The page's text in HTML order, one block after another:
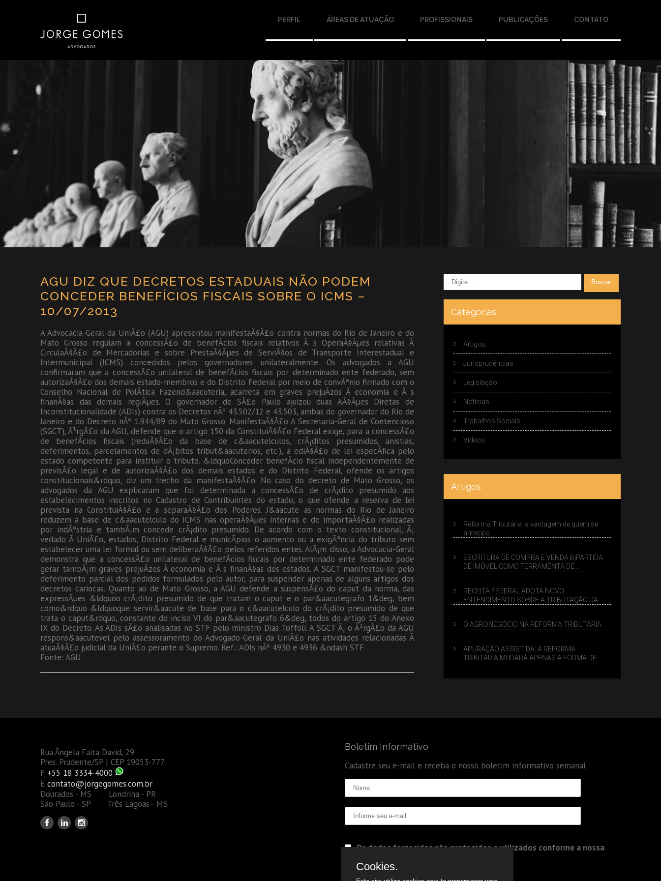
PERFIL ÁREAS DE ATUAÇÃO PROFISSIONAIS PUBLICAÇÕES CONTATO
AGU DIZ QUE DECRETOS ESTADUAIS NÃO PODEM
CONCEDER BENEFÍCIOS FISCAIS SOBRE O ICMS –
10/07/2013
A Advocacia-Geral da UniÃ£o (AGU) apresentou manifestaÃ§Ã£o contra normas do Rio de Janeiro e do
Mato Grosso regulam a concessÃ£o de benefÃ­cios fiscais relativos Ã s OperaÃ§Ãµes relativas Ã
CirculaÃ§Ã£o de Mercadorias e sobre PrestaÃ§Ãµes de ServiÃ§os de Transporte Interestadual e
Intermunicipal (ICMS) concedidos pelos governadores unilateralmente. Os advogados a AGU
confirmaram que a concessÃ£o unilateral de benefÃ­cios fiscais por determinado ente federado, sem
autorizaÃ§Ã£o dos demais estado-membros e do Distrito Federal por meio de convÃªnio firmado com o
Conselho Nacional de PolÃ­tica Fazend&aacuteria, acarreta em graves prejuÃ­zos Ã economia e Ã s
finanÃ§as das demais regiÃµes. O governador de SÃ£o Paulo ajuizou duas AÃ§Ãµes Diretas de
Inconstitucionalidade (ADIs) contra os Decretos nÂº 43.502/12 e 43.503, ambas do governador do Rio de
Janeiro e do Decreto nÂº 1.944/89 do Mato Grosso. ManifestaÃ§Ã£o A Secretaria-Geral de Contencioso
(SGCT), Ã³rgÃ£o da AGU, defende que o artigo 150 da ConstituiÃ§Ã£o Federal exige, para a concessÃ£o
de benefÃ­cios fiscais (reduÃ§Ã£o da base de c&aacutelculos, crÃ¡ditos presumidos, anistias,
deferimentos, parcelamentos de dÃ¡bitos tribut&aacuterios, etc.), a ediÃ§Ã£o de lei especÃ­fica pelo
estado competente para instituir o tributo. &ldquoConceder benefÃ­cio fiscal independentemente de
previsÃ£o legal e de autorizaÃ§Ã£o dos demais estados e do Distrito Federal, ofende os artigos
constitucionais&rdquo, diz um trecho da manifestaÃ§Ã£o. No caso do decreto de Mato Grosso, os
advogados da AGU explicaram que foi determinada a concessÃ£o de crÃ¡dito presumido aos
estabelecimentos inscritos no Cadastro de Contribuintes do estado, o que ofende a reserva de lei
prevista na ConstituiÃ§Ã£o e a separaÃ§Ã£o dos Poderes. J&aacute as normas do Rio de Janeiro
reduzem a base de c&aacutelculo do ICMS nas operaÃ§Ãµes internas e de importaÃ§Ã£o realizadas
por indÃºstria e tambÃ¡m concede crÃ¡dito presumido. De acordo com o texto constitucional, Ã¡
vedado Ã UniÃ£o, estados, Distrito Federal e municÃ­pios o aumento ou a exigÃªncia do tributo sem
estabelecer uma lei formal ou sem deliberaÃ§Ã£o pelos referidos entes. AlÃ¡m disso, a Advocacia-Geral
demonstra que a concessÃ£o unilateral de benefÃ­cios fiscais por determinado ente federado pode
gerar tambÃ¡m graves prejuÃ­zos Ã economia e Ã s finanÃ§as dos estados. A SGCT manifestou-se pelo
deferimento parcial dos pedidos formulados pelo autor, para suspender apenas de alguns artigos dos
decretos cariocas. Quanto ao de Mato Grosso, a AGU defende a suspensÃ£o do caput da norma, das
expressÃµes &ldquoo crÃ¡dito presumido de que tratam o caput e o par&aacutegrafo 1&deg, bem
como&rdquo &ldquoque servir&aacute de base para o c&aacutelculo do crÃ¡dito presumido de que
trata o caput&rdquo, constante do inciso VI do par&aacutegrafo 6&deg, todos do artigo 15 do Anexo
IX do Decreto. As ADIs sÃ£o analisadas no STF pelo ministro Dias Toffoli. A SGCT Ã¡ o Ã³rgÃ£o da AGU
respons&aacutevel pelo assessoramento do Advogado-Geral da UniÃ£o nas atividades relacionadas Ã
atuaÃ§Ã£o judicial da UniÃ£o perante o Supremo. Ref.: ADIs nÂº 4930 e 4936 &ndash STF
Fonte: AGU
Categorias
Artigos
Jurisprudências
Legislação
Notícias
Trabalhos Sociais
Vídeos
Artigos
Reforma Tributária: a vantagem de quem se
antecipa
ESCRITURA DE COMPRA E VENDA BIPARTIDA
DE IMÓVEL COMO FERRAMENTA DE
RECEITA FEDERAL ADOTA NOVO
ENTENDIMENTO SOBRE A TRIBUTAÇÃO DA
O AGRONEGÓCIO NA REFORMA TRIBUTÁRIA
APURAÇÃO ASSISTIDA: A REFORMA
TRIBITÁRIA MUDARÁ APENAS A FORMA DE
Rua Ângela Faita David, 29
Pres. Prudente/SP | CEP 19053-777
F +55 18 3334-4000
E contato@jorgegomes.com.br
Dourados - MS Londrina - PR
São Paulo - SP Três Lagoas - MS
Boletim Informativo
Cadastre seu e-mail e receba o nosso boletim informativo semanal
Os dados fornecidos são protegidos e utilizados conforme a nossa
Cookies.